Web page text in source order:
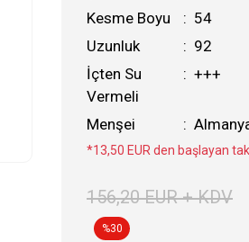
Kesme Boyu
54
Uzunluk
92
İçten Su
Vermeli
+++
Menşei
*13,50 EUR den başlayan
156,20 EUR + KDV
%30